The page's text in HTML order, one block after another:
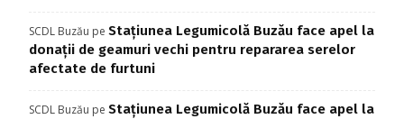
SCDL Buzău pe Stațiunea Legumicolă Buzău face apel la
donații de geamuri vechi pentru repararea serelor
afectate de furtuni
SCDL Buzău pe Stațiunea Legumicolă Buzău face apel la